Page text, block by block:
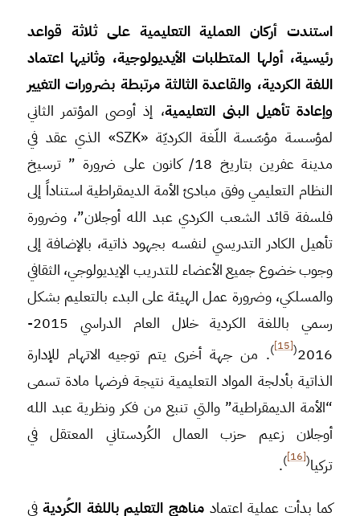
استندت أركان العملية التعليمية على ثلاثة قواعد
رئيسية، أولها المتطلبات الأيديولوجية، وثانيها اعتماد
اللغة الكردية، والقاعدة الثالثة مرتبطة بضرورات التغيير
وإعادة تأهيل البنى التعليمية، إذ أوصى المؤتمر الثاني
لمؤسسة مؤسّسة اللّغة الكرديّة «SZK» الذي عقد في
مدينة عفرين بتاريخ 18/ كانون على ضرورة ” ترسيخ
النظام التعليمي وفق مبادئ الأمة الديمقراطية استناداً إلى
فلسفة قائد الشعب الكردي عبد الله أوجلان”، وضرورة
تأهيل الكادر التدريسي لنفسه بجهود ذاتية، بالإضافة إلى
وجوب خضوع جميع الأعضاء للتدريب الإيديولوجي، الثقافي
والمسلكي، وضرورة عمل الهيئة على البدء بالتعليم بشكل
رسمي باللغة الكردية خلال العام الدراسي 2015-
2016
(
[15]
). من جهة أخرى يتم توجيه الاتهام للإدارة
الذاتية بأدلجة المواد التعليمية نتيجة فرضها مادة تسمى
“الأمة الديمقراطية” والتي تنبع من فكر ونظرية عبد الله
أوجلان زعيم حزب العمال الكُردستاني المعتقل في
تركيا(
[16]
)
.
كما بدأت عملية اعتماد مناهج التعليم باللغة الكُرديةفي